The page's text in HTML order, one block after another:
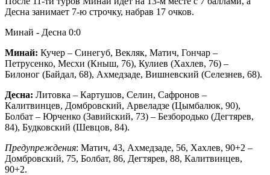
Десна занимает 7-ю строчку, набрав 17 очков.
Минай - Десна 0:0
Минай: Кучер – Синегуб, Векляк, Матич, Гончар –
Петрусенко, Месхи (Кныш, 76), Кулиев (Хахлев, 76) –
Билоног (Байдал, 68), Ахмедзаде, Вишневский (Селезнев, 68).
Десна: Литовка – Картушов, Селин, Сафронов –
Калитвинцев, Домбровский, Арвеладзе (Цымбалюк, 90),
Болбат – Юрченко (Завийский, 73) – Безбородько (Дегтярев,
84), Будковский (Шевцов, 84).
Предупреждения: Матич, 43, Ахмедзаде, 56, Хахлев, 90+2 –
Домбровский, 75, Болбат, 86, Дегтярев, 88, Калитвинцев,
90+2.